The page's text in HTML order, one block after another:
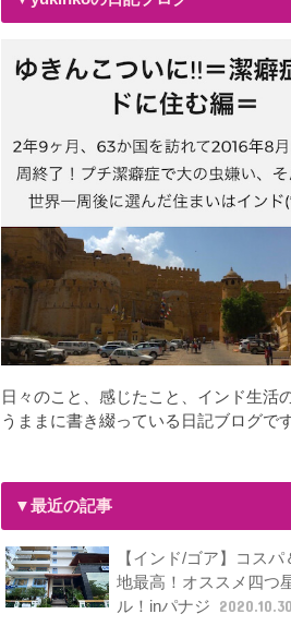
日々のこと、感じたこと、インド生活
うままに書き綴っている日記ブログで
▼最近の記事
【インド/ゴア】コスパ
地最高！オススメ四つ
ル！inパナジ
2020.10.30